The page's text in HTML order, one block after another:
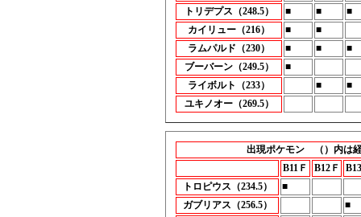
トリデプス（248.5）
■ ■
■
カイリュー（216）
■
■
ラムパルド（230）
■ ■
■
ブーバーン（249.5）
■
ライボルト（233）
■
■
ユキノオー（269.5）
出現ポケモン （）内は
B11Ｆ
B12Ｆ
トロピウス（234.5）
■
ガブリアス（256.5）
■